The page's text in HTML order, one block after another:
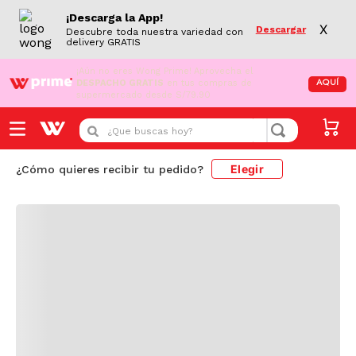
¡Descarga la App!
Descubre toda nuestra variedad con
delivery GRATIS
Descargar X
¡Aún no eres Wong Prime! Aprovecha el
DESPACHO GRATIS en tus compras de
supermercado desde S/79.90
AQUÍ
¿Que buscas hoy?
¿Cómo quieres recibir tu pedido? Elegir
Cargando comentarios...